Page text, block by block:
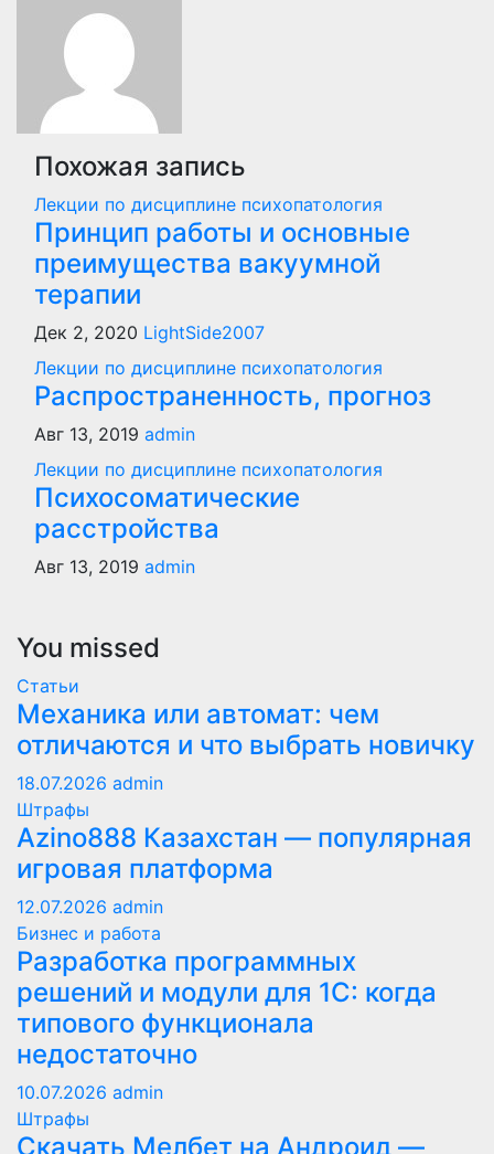
записям
Похожая запись
Лекции по дисциплине психопатология
Принцип работы и основные
преимущества вакуумной
терапии
Дек 2, 2020 LightSide2007
Лекции по дисциплине психопатология
Распространенность, прогноз
Авг 13, 2019 admin
Лекции по дисциплине психопатология
Психосоматические
расстройства
Авг 13, 2019 admin
You missed
Статьи
Механика или автомат: чем
отличаются и что выбрать новичку
18.07.2026 admin
Штрафы
Azino888 Казахстан — популярная
игровая платформа
12.07.2026 admin
Бизнес и работа
Разработка программных
решений и модули для 1С: когда
типового функционала
недостаточно
10.07.2026 admin
Штрафы
Скачать Мелбет на Андроид —